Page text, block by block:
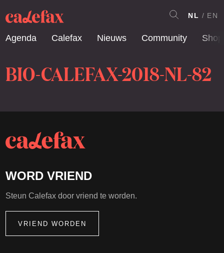
Agenda Calefax Nieuws Community Shop
NL EN
BIO-CALEFAX-2018-NL-82
WORD VRIEND
Steun Calefax door vriend te worden.
VRIEND WORDEN